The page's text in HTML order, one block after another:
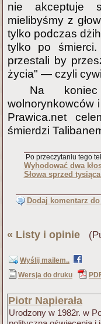
nie akceptuje
mielibyśmy z
tylko podczas
tylko po
przestali by
życia" — czyli
Na koniec
wolnorynkowców
Prawica.net
śmierdzi
Po przeczytaniu tego
Wyhodować dwa
Słowa sprzed
Dodaj komentarz
« Listy i opinie
Wyślij mailem..
Wersja do druku
Piotr Napierała
Urodzony w 1982r. w